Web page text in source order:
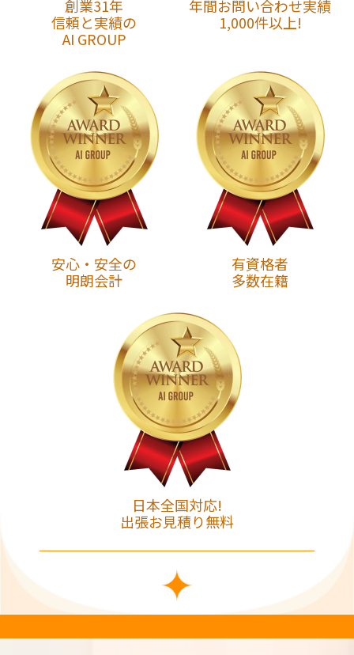
創業31年
信頼と実績の
AI GROUP
年間お問い合わせ実績
1,000件以上!
安心・安全の
明朗会計
有資格者
多数在籍
日本全国対応!
出張お見積り無料